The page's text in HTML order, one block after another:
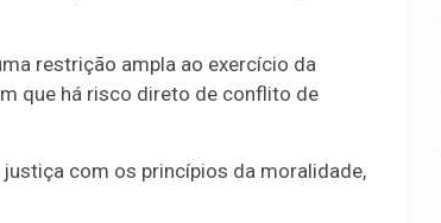
restrição ampla ao exercício da
que há risco direto de conflito de
com os princípios da moralidade,